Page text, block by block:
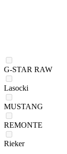
G-STAR RAW
Lasocki
MUSTANG
REMONTE
Rieker